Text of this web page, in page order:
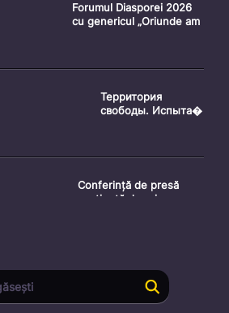
Forumul Diasporei 2026
cu genericul „Oriunde am
Территория
свободы. Испыта�
Conferință de presă
susținută de prim-
Ședința Consiliului
Superior al Procurorilor
din